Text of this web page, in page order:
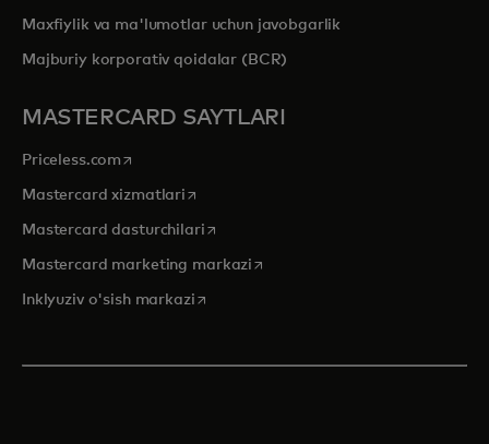
Maxfiylik va ma'lumotlar uchun javobgarlik
Majburiy korporativ qoidalar (BCR)
MASTERCARD SAYTLARI
Priceless.com opens in a new tab
Mastercard xizmatlari opens in a new tab
Mastercard dasturchilariopens in a new tab
Mastercard marketing markazi opens in a new tab
Inklyuziv o'sish markaziopens in a new tab